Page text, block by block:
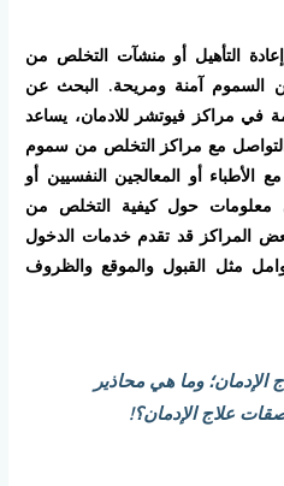
التأهيل أو منشآت التخلص من
السموم آمنة ومريحة. البحث عن
في مراكز فيوتشر للادمان، يساعد
التواصل مع مراكز التخلص من سموم
الأطباء أو المعالجين النفسيين أو
حول كيفية التخلص من
المراكز قد تقدم خدمات الدخول
مثل القبول والموقع والظروف
الإدمان؛ وما هي محاذير
علاج الإدمان؟!